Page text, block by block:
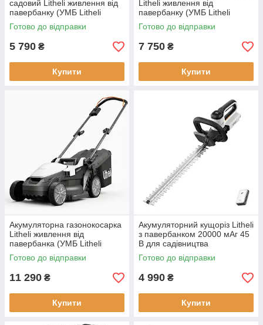
садовий Litheli живлення від
павербанку (УМБ Litheli
Power Bank 10000 mAh 45 W
об'єм бака 4.75 л)
Готово до відправки
5 790 ₴
Купити
Litheli живлення від
павербанку (УМБ Litheli
Power Bank 20000 mAh 45 W
4А SE в комплекті) для
Готово до відправки
7 750 ₴
Купити
Акумуляторна газонокосарка
Litheli живлення від
павербанка (УМБ Litheli
Power Bank 20000 мАг 45 Вт
4А 1 шт у
Готово до відправки
11 290 ₴
Купити
Акумуляторний кущоріз Litheli
з павербанком 20000 мАг 45
В для садівництва
Готово до відправки
4 990 ₴
Купити